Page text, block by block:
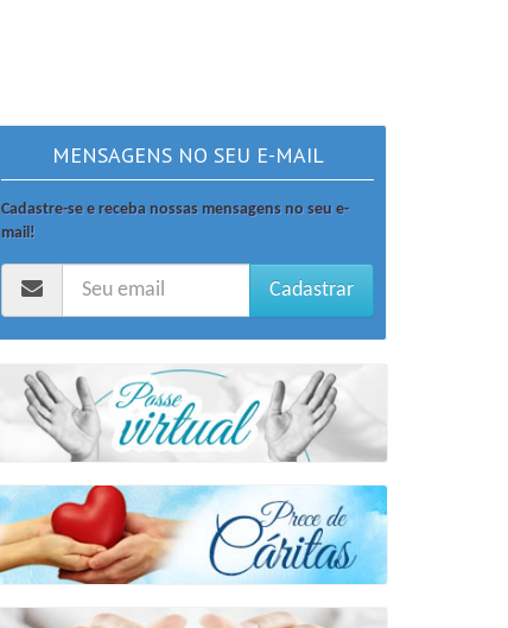
MENSAGENS NO SEU E-MAIL
Cadastre-se e receba nossas mensagens no seu e-
mail!
Cadastrar